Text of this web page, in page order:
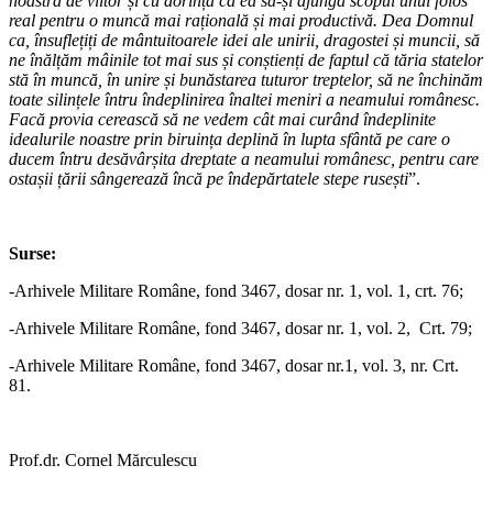
real pentru o muncă mai rațională și mai productivă. Dea Domnul
ca, însuflețiți de mântuitoarele idei ale unirii, dragostei și muncii, să
ne înălțăm mâinile tot mai sus și conștienți de faptul că tăria statelor
stă în muncă, în unire și bunăstarea tuturor treptelor, să ne închinăm
toate silințele întru îndeplinirea înaltei meniri a neamului românesc.
Facă provia cerească să ne vedem cât mai curând îndeplinite
idealurile noastre prin biruința deplină în lupta sfântă pe care o
ducem întru desăvârșita dreptate a neamului românesc, pentru care
ostașii țării sângerează încă pe îndepărtatele stepe rusești”.
Surse:
-Arhivele Militare Române, fond 3467, dosar nr. 1, vol. 1, crt. 76;
-Arhivele Militare Române, fond 3467, dosar nr. 1, vol. 2, Crt. 79;
-Arhivele Militare Române, fond 3467, dosar nr.1, vol. 3, nr. Crt.
81.
Prof.dr. Cornel Mărculescu